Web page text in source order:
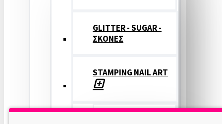
GLITTER - SUGAR -
ΣΚΟΝΕΣ
STAMPING NAIL ART